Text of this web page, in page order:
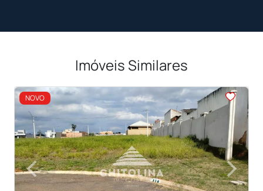
Imóveis Similares
NOVO
‹Previous ›
Next